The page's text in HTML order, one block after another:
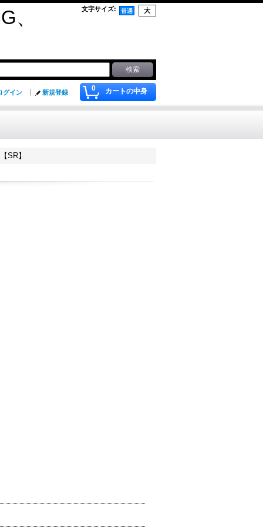
、 文字サイズ:
0 カートの中身
グイン 新規登録
SR】